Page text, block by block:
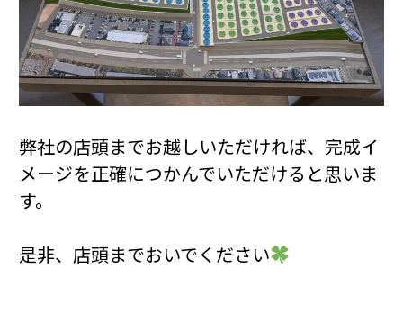
弊社の店頭までお越しいただければ、完成イ
メージを正確につかんでいただけると思いま
す。
是非、店頭までおいでください